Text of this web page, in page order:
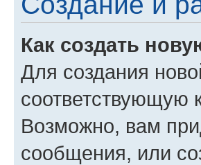
Как создать
Для создания
соответствующую
Возможно, вам
сообщения, или